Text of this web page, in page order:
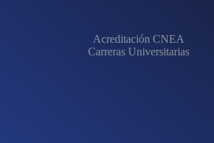
Acreditación CNEA
Carreras Universitarias